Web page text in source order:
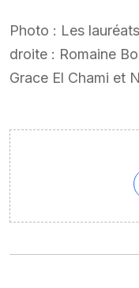
Photo : Les
droite : Romaine
Grace El Chami et